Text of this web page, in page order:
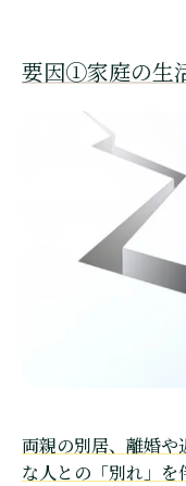
要因①家庭の生
両親の別居、離婚や
な人との「別れ」を